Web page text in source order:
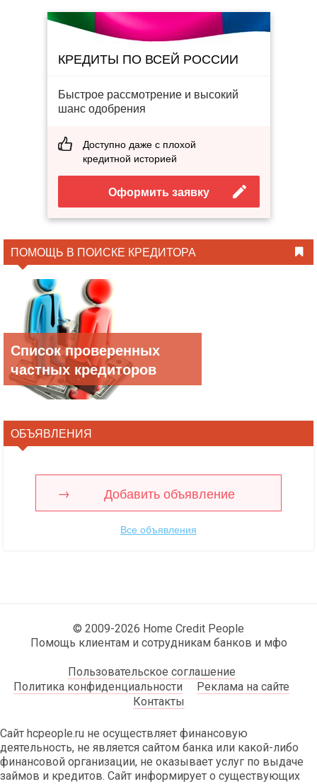
КРЕДИТЫ ПО ВСЕЙ РОССИИ
Быстрое рассмотрение и высокий
шанс одобрения
Доступно даже с плохой
кредитной историей
Оформить заявку
ПОМОЩЬ В ПОИСКЕ КРЕДИТОРА
Список проверенных
частных кредиторов
ОБЪЯВЛЕНИЯ
Добавить объявление
Все объявления
© 2009-2026 Home Credit People
Помощь клиентам и сотрудникам банков и мфо
Пользовательское соглашение
Политика конфиденциальности
Реклама на сайте
Контакты
Сайт hcpeople.ru не осуществляет финансовую
деятельность, не является сайтом банка или какой-либо
финансовой организации, не оказывает услуг по выдаче
займов и кредитов. Сайт информирует о существующих